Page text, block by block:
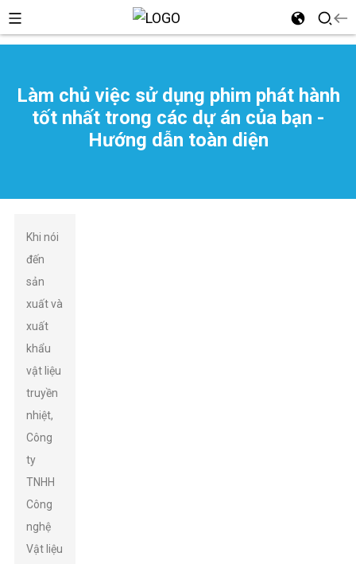
Làm chủ việc sử dụng phim phát hành
tốt nhất trong các dự án của bạn -
Hướng dẫn toàn diện
Khi nói
đến
sản
xuất và
xuất
khẩu
vật liệu
truyền
nhiệt,
Công
ty
TNHH
Công
nghệ
Vật liệu